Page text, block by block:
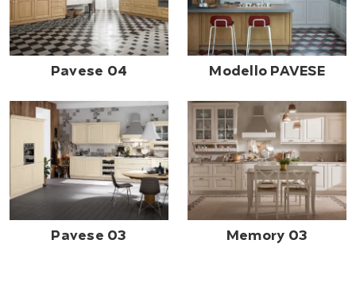
Pavese 04 Modello PAVESE
Pavese 03 Memory 03